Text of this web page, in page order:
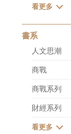
書系
人文思潮
商戰
商戰系列
財經系列